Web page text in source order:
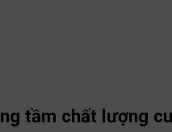
tầm chất lượng